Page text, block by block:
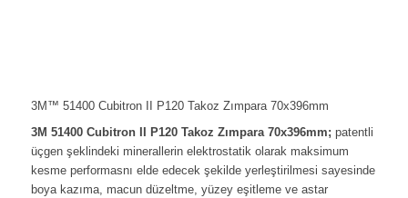
3M™ 51400 Cubitron II P120 Takoz Zımpara 70x396mm
3M 51400 Cubitron II P120 Takoz Zımpara 70x396mm; patentli
üçgen şeklindeki minerallerin elektrostatik olarak maksimum
kesme performasnı elde edecek şekilde yerleştirilmesi sayesinde
boya kazıma, macun düzeltme, yüzey eşitleme ve astar